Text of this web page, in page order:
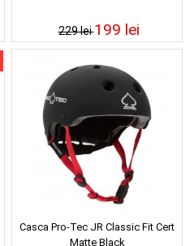
229 lei199 lei
Casca Pro-Tec JR Classic Fit Cert
Matte Black